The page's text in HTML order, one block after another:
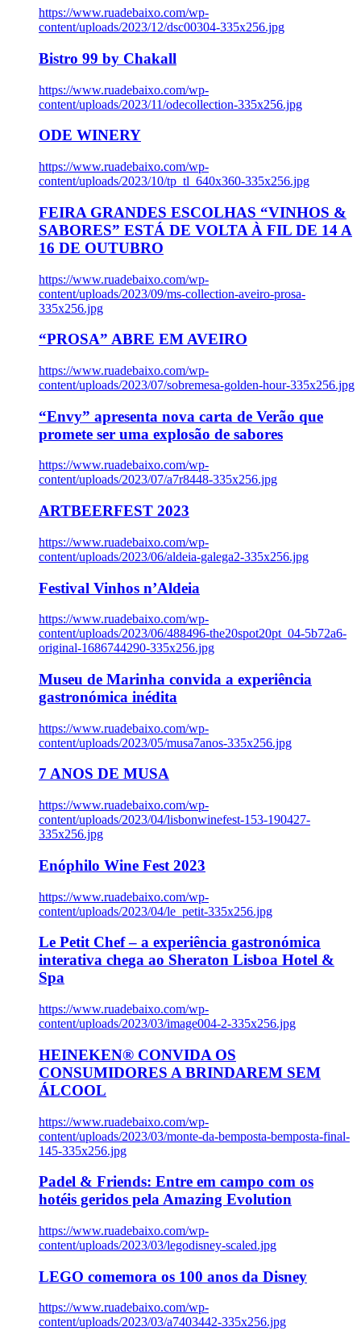
https://www.ruadebaixo.com/wp-
content/uploads/2023/12/dsc00304-335x256.jpg
Bistro 99 by Chakall
https://www.ruadebaixo.com/wp-
content/uploads/2023/11/odecollection-335x256.jpg
ODE WINERY
https://www.ruadebaixo.com/wp-
content/uploads/2023/10/tp_tl_640x360-335x256.jpg
FEIRA GRANDES ESCOLHAS “VINHOS &
SABORES” ESTÁ DE VOLTA À FIL DE 14 A
16 DE OUTUBRO
https://www.ruadebaixo.com/wp-
content/uploads/2023/09/ms-collection-aveiro-prosa-
335x256.jpg
“PROSA” ABRE EM AVEIRO
https://www.ruadebaixo.com/wp-
content/uploads/2023/07/sobremesa-golden-hour-335x256.jpg
“Envy” apresenta nova carta de Verão que
promete ser uma explosão de sabores
https://www.ruadebaixo.com/wp-
content/uploads/2023/07/a7r8448-335x256.jpg
ARTBEERFEST 2023
https://www.ruadebaixo.com/wp-
content/uploads/2023/06/aldeia-galega2-335x256.jpg
Festival Vinhos n’Aldeia
https://www.ruadebaixo.com/wp-
content/uploads/2023/06/488496-the20spot20pt_04-5b72a6-
original-1686744290-335x256.jpg
Museu de Marinha convida a experiência
gastronómica inédita
https://www.ruadebaixo.com/wp-
content/uploads/2023/05/musa7anos-335x256.jpg
7 ANOS DE MUSA
https://www.ruadebaixo.com/wp-
content/uploads/2023/04/lisbonwinefest-153-190427-
335x256.jpg
Enóphilo Wine Fest 2023
https://www.ruadebaixo.com/wp-
content/uploads/2023/04/le_petit-335x256.jpg
Le Petit Chef – a experiência gastronómica
interativa chega ao Sheraton Lisboa Hotel &
Spa
https://www.ruadebaixo.com/wp-
content/uploads/2023/03/image004-2-335x256.jpg
HEINEKEN® CONVIDA OS
CONSUMIDORES A BRINDAREM SEM
ÁLCOOL
https://www.ruadebaixo.com/wp-
content/uploads/2023/03/monte-da-bemposta-bemposta-final-
145-335x256.jpg
Padel & Friends: Entre em campo com os
hotéis geridos pela Amazing Evolution
https://www.ruadebaixo.com/wp-
content/uploads/2023/03/legodisney-scaled.jpg
LEGO comemora os 100 anos da Disney
https://www.ruadebaixo.com/wp-
content/uploads/2023/03/a7403442-335x256.jpg